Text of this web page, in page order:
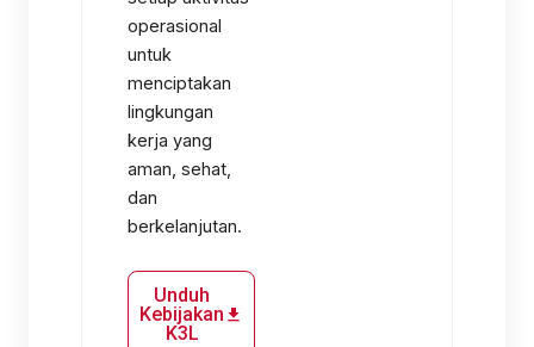
operasional
untuk
menciptakan
lingkungan
kerja yang
aman, sehat,
dan
berkelanjutan.
Unduh
Kebijakan
K3L